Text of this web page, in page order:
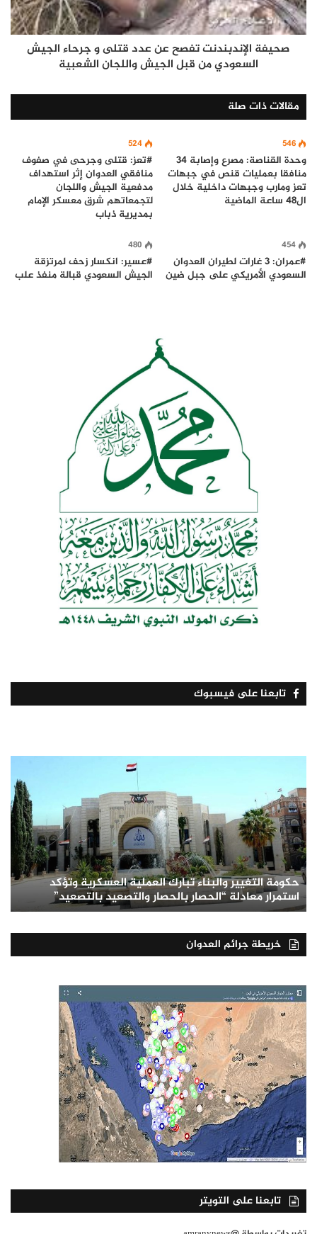
صحيفة الإندبندنت تفصح عن عدد قتلى و جرحاء الجيش
السعودي من قبل الجيش واللجان الشعبية
مقالات ذات صلة
546
وحدة القناصة: مصرع وإصابة 34
منافقا بعمليات قنص في جبهات
تعز ومارب وجبهات داخلية خلال
ال48 ساعة الماضية
524
#تعز: قتلى وجرحى في صفوف
منافقي العدوان إثر استهداف
مدفعية الجيش واللجان
لتجمعاتهم شرق معسكر الإمام
بمديرية ذباب
454
#عمران: 3 غارات لطيران العدوان
السعودي الأمريكي على جبل ضين
480
#عسير: انكسار زحف لمرتزقة
الجيش السعودي قبالة منفذ علب
تابعنا على فيسبوك
حكومة التغيير والبناء تبارك العملية العسكرية وتؤكد
استمرار معادلة “الحصار بالحصار والتصعيد بالتصعيد”
خريطة جرائم العدوان
تابعنا على التويتر